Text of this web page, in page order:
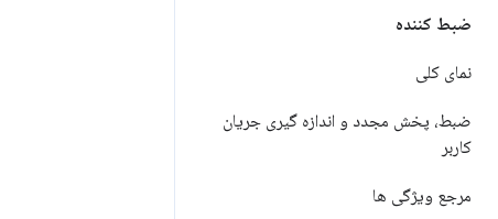
ضبط کننده
نمای کلی
ضبط، پخش مجدد و اندازه گیری جریان
کاربر
مرجع ویژگی ها